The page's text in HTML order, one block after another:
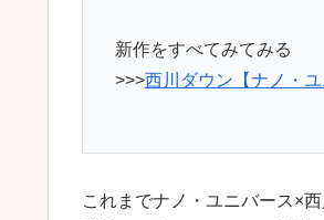
新作をすべてみてみる
>>>西川ダウン【ナノ・ユ
これまでナノ・ユニバース×